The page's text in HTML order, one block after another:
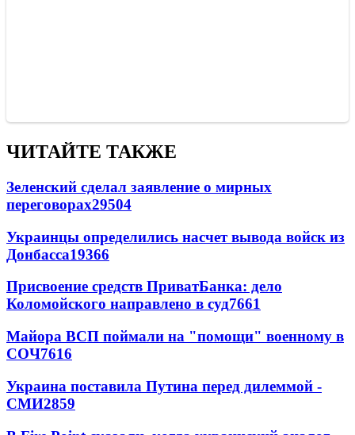
ЧИТАЙТЕ ТАКЖЕ
Зеленский сделал заявление о мирных
переговорах29504
Украинцы определились насчет вывода войск из
Донбасса19366
Присвоение средств ПриватБанка: дело
Коломойского направлено в суд7661
Майора ВСП поймали на "помощи" военному в
СОЧ7616
Украина поставила Путина перед дилеммой -
СМИ2859